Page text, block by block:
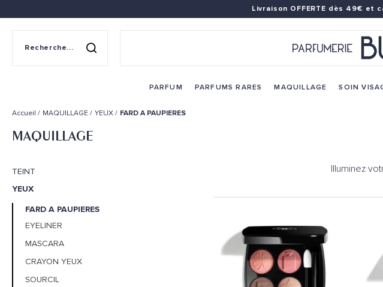
Livraison OFFERTE dès 49€ et
Recherche sur le site
PARFUM PARFUMS RARES MAQUILLAGE SOIN
Accueil MAQUILLAGE YEUX FARD A PAUPIERES
MAQUILLAGE
TEINT
YEUX
FARD A PAUPIERES
EYELINER
MASCARA
CRAYON YEUX
SOURCIL
Illuminez